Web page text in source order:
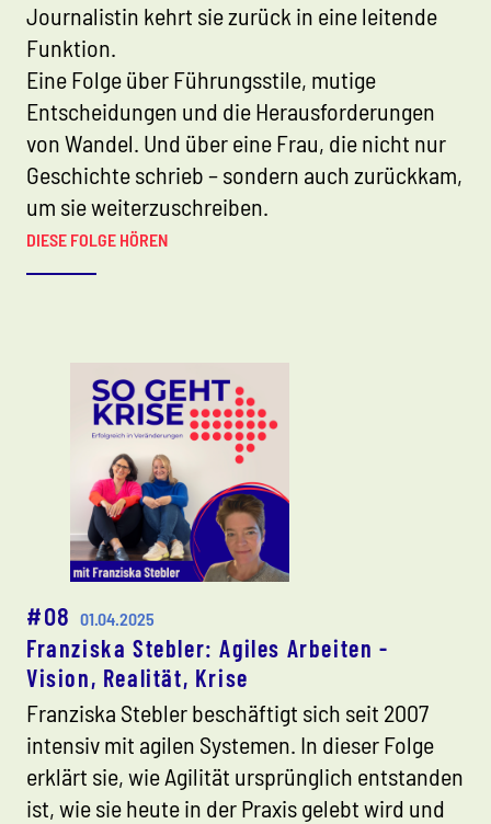
Journalistin kehrt sie zurück in eine leitende
Funktion.
Eine Folge über Führungsstile, mutige
Entscheidungen und die Herausforderungen
von Wandel. Und über eine Frau, die nicht nur
Geschichte schrieb – sondern auch zurückkam,
um sie weiterzuschreiben.
DIESE FOLGE HÖREN
#08 01.04.2025
Franziska Stebler: Agiles Arbeiten -
Vision, Realität, Krise
Franziska Stebler beschäftigt sich seit 2007
intensiv mit agilen Systemen. In dieser Folge
erklärt sie, wie Agilität ursprünglich entstanden
ist, wie sie heute in der Praxis gelebt wird und